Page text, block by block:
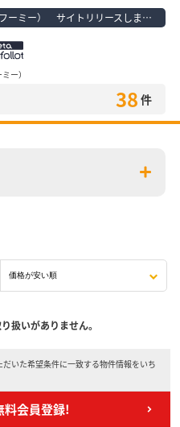
ー） サイトリリースしました！
ー）
38 件
扱いがありません。
いた希望条件に一致する物件情報をいち
料会員登録!